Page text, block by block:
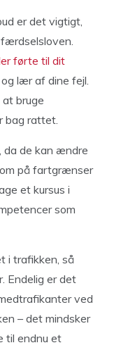
er det vigtigt,
førte til dit
og lær af dine fejl.
bruge
bag rattet.
da de kan ændre
på fartgrænser
et kursus i
som
i trafikken, så
Endelig er det
ved
– det mindsker
til endnu et